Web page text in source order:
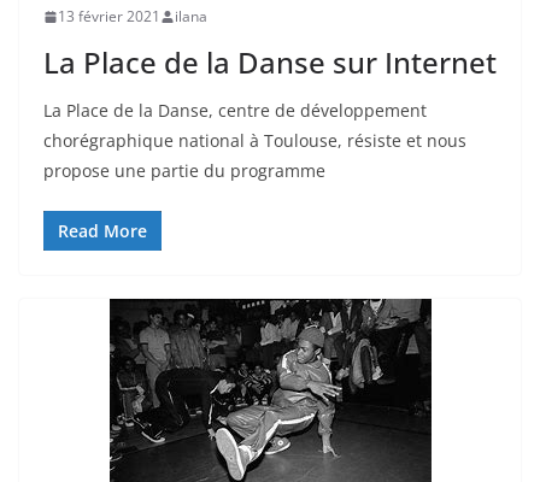
13 février 2021 ilana
La Place de la Danse sur Internet
La Place de la Danse, centre de développement
chorégraphique national à Toulouse, résiste et nous
propose une partie du programme
Read More